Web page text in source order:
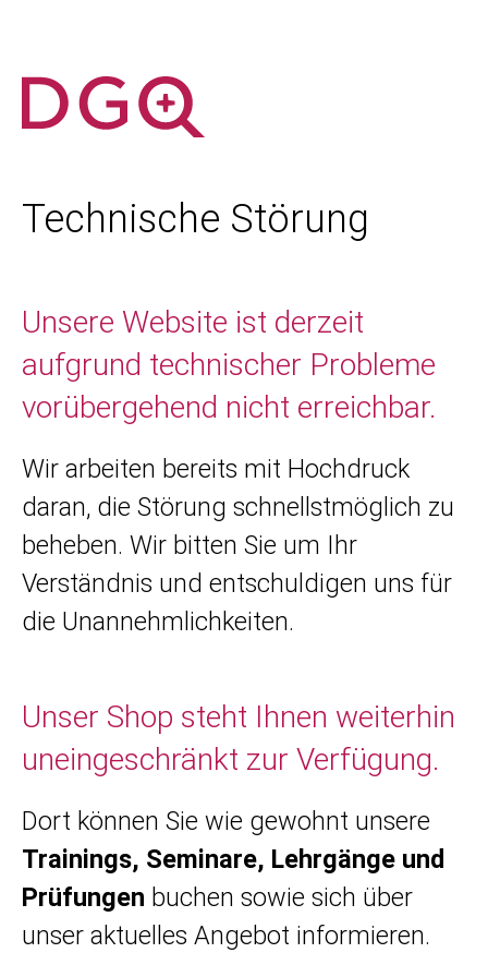
Technische Störung
Unsere Website ist derzeit
aufgrund technischer Probleme
vorübergehend nicht erreichbar.
Wir arbeiten bereits mit Hochdruck
daran, die Störung schnellstmöglich zu
beheben. Wir bitten Sie um Ihr
Verständnis und entschuldigen uns für
die Unannehmlichkeiten.
Unser Shop steht Ihnen weiterhin
uneingeschränkt zur Verfügung.
Dort können Sie wie gewohnt unsere
Trainings, Seminare, Lehrgänge und
Prüfungen buchen sowie sich über
unser aktuelles Angebot informieren.